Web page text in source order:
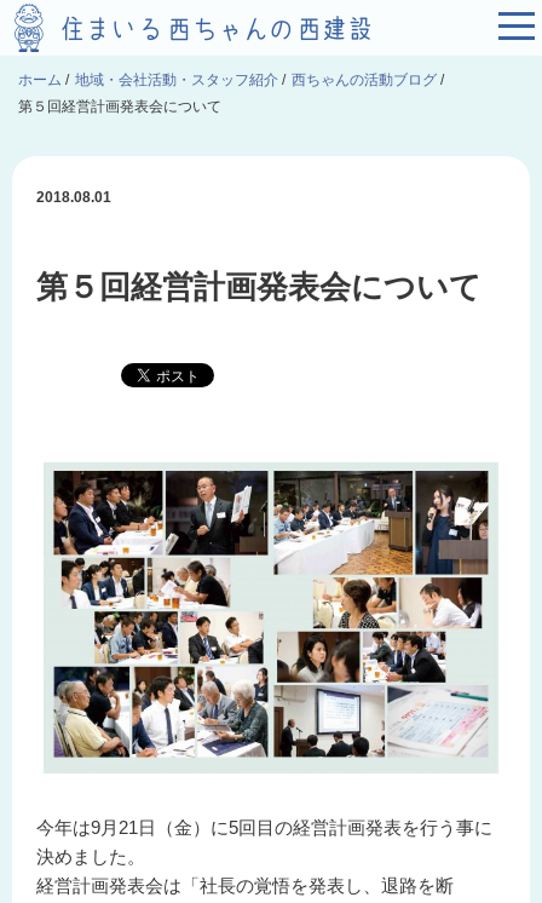
ホーム / 地域・会社活動・スタッフ紹介 / 西ちゃんの活動ブログ /
第５回経営計画発表会について
2018.08.01
第５回経営計画発表会について
今年は9月21日（金）に5回目の経営計画発表を行う事に
決めました。
経営計画発表会は「社長の覚悟を発表し、退路を断